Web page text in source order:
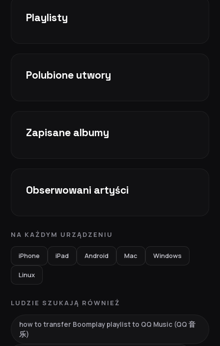
Playlisty
Polubione utwory
Zapisane albumy
Obserwowani artyści
NA KAŻDYM URZĄDZENIU
iPhone iPad Android Mac Windows
Linux
LUDZIE SZUKAJĄ RÓWNIEŻ
how to transfer Boomplay playlist to QQ Music (QQ 音
乐)